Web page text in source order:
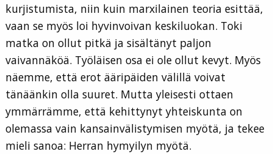
kurjistumista, niin kuin marxilainen teoria esittää,
vaan se myös loi hyvinvoivan keskiluokan. Toki
matka on ollut pitkä ja sisältänyt paljon
vaivannäköä. Työläisen osa ei ole ollut kevyt. Myös
näemme, että erot ääripäiden välillä voivat
tänäänkin olla suuret. Mutta yleisesti ottaen
ymmärrämme, että kehittynyt yhteiskunta on
olemassa vain kansainvälistymisen myötä, ja tekee
mieli sanoa: Herran hymyilyn myötä.